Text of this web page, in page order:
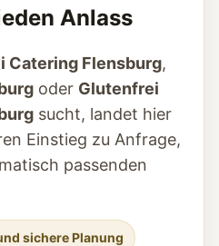
Anlass
Catering Flensburg,
oder Glutenfrei
sucht, landet hier
Einstieg zu Anfrage,
passenden
sichere Planung